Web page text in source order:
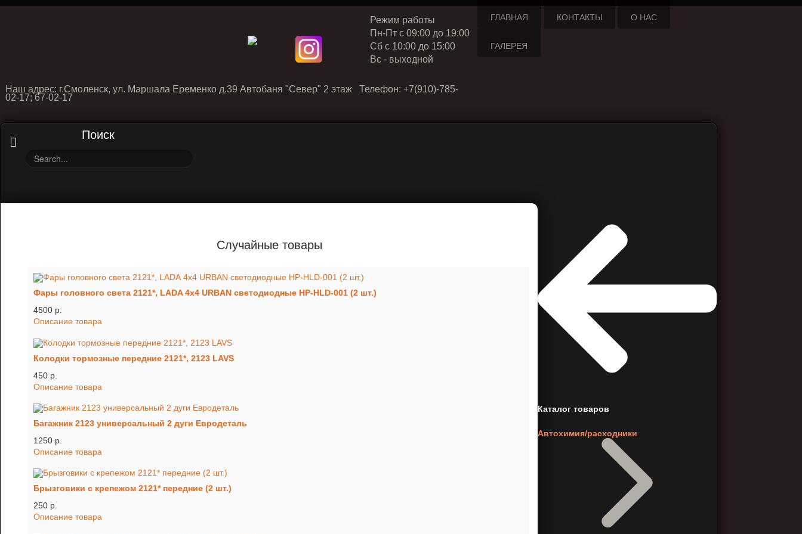
Режим работы
Пн-Пт с 09:00 до 19:00
Cб с 10:00 до 15:00
Вс - выходной
Наш адрес: г.Смоленск, ул. Маршала Еременко д.39 Автобаня "Север" 2 этаж Телефон: +7(910)-785-
02-17; 67-02-17
ГЛАВНАЯ КОНТАКТЫ О НАС
ГАЛЕРЕЯ
Поиск
Случайные товары
Фары головного света 2121*, LADA 4x4 URBAN светодиодные HP-HLD-001 (2 шт.)
4500 p.
Описание товара
Колодки тормозные передние 2121*, 2123 LAVS
450 p.
Описание товара
Багажник 2123 универсальный 2 дуги Евродеталь
1250 p.
Описание товара
Брызговики с крепежом 2121* передние (2 шт.)
250 p.
Описание товара
Каталог товаров
Автохимия/расходники